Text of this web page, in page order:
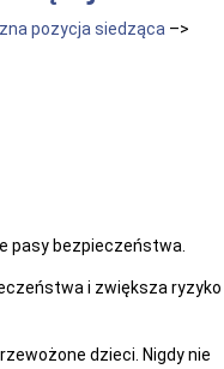
pozycja siedząca –>
pasy bezpieczeństwa.
i zwiększa ryzyko
dzieci. Nigdy nie